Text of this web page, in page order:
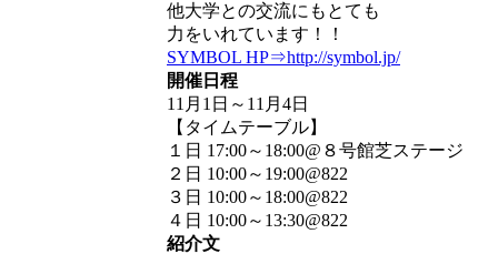
他大学との交流にもとても
力をいれています！！
SYMBOL HP⇒http://symbol.jp/
開催日程
11月1日～11月4日
【タイムテーブル】
１日 17:00～18:00@８号館芝ステージ
２日 10:00～19:00@822
３日 10:00～18:00@822
４日 10:00～13:30@822
紹介文